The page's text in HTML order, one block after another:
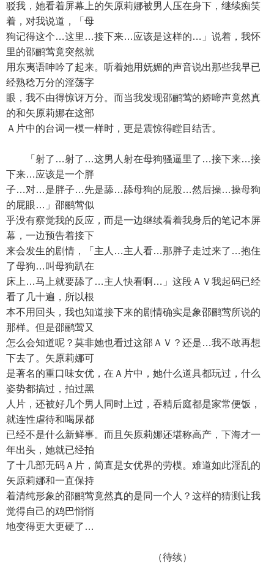
驳我，她看着屏幕上的矢原莉娜被男人压在身下，继续痴笑
着，对我说道，「母
狗记得这个…这里…接下来…应该是这样的…」说着，我怀
里的邵鹂莺竟突然就
用东夷语呻吟了起来。听着她用妩媚的声音说出那些我早已
经熟稔万分的淫荡字
眼，我不由得惊讶万分。而当我发现邵鹂莺的娇啼声竟然真
的和矢原莉娜在这部
Ａ片中的台词一模一样时，更是震惊得瞠目结舌。
「射了…射了…这男人射在母狗骚逼里了…接下来…接
下来…应该是一个胖
子…对…是胖子…先是舔…舔母狗的屁股…然后操…操母狗
的屁眼…」邵鹂莺似
乎没有察觉我的反应，而是一边继续看着我身后的笔记本屏
幕，一边预告着接下
来会发生的剧情，「主人…主人看…那胖子走过来了…抱住
了母狗…叫母狗趴在
床上…马上就要舔了…主人快看啊…」这段ＡＶ我起码已经
看了几十遍，所以根
本不用回头，我也知道接下来的剧情确实是象邵鹂莺所说的
那样。但是邵鹂莺又
怎么会知道呢？莫非她也看过这部ＡＶ？还是…我不敢再想
下去了。矢原莉娜可
是著名的重口味女优，在Ａ片中，她什么道具都玩过，什么
姿势都搞过，拍过黑
人片，还被好几个男人同时上过，吞精后庭都是家常便饭，
就连性虐待和喝尿都
已经不是什么新鲜事。而且矢原莉娜还堪称高产，下海才一
年出头，她就已经拍
了十几部无码Ａ片，简直是女优界的劳模。难道如此淫乱的
矢原莉娜和一直保持
着清纯形象的邵鹂莺竟然真的是同一个人？这样的猜测让我
觉得自己的鸡巴悄悄
地变得更大更硬了…
（待续）